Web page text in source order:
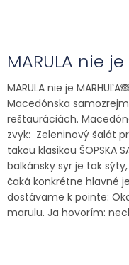
MARULA nie je
MARULA nie je
Macedónska
reštauráciách.
zvyk: Zeleninový šalát
takou klasikou ŠOPSKA
balkánsky syr je tak
čaká konkrétne hlavné
dostávame k pointe:
marulu. Ja hovorím: